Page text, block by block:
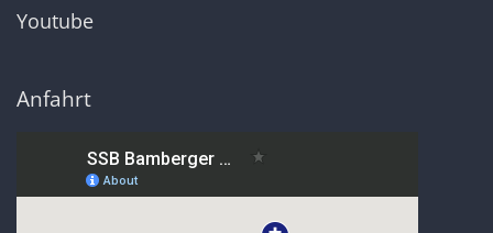
Youtube
Anfahrt